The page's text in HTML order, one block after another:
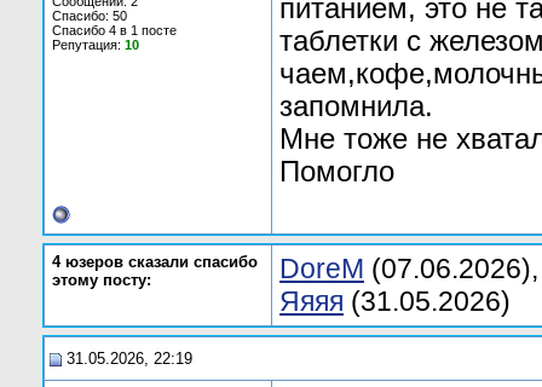
Спасибо: 50
Спасибо 4 в 1 посте
Репутация: 10
питанием, это не
таблетки с
запомнила.
Мне тоже не
Помогло
4 юзеров сказали спасибо
этому посту:
DoreM
Яяяя (31.05.2026)
31.05.2026, 22:19